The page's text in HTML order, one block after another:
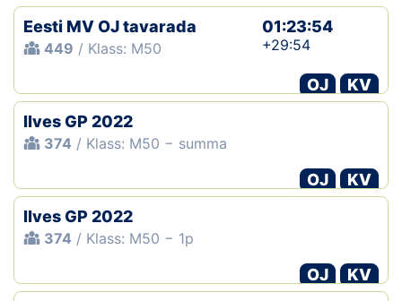
Eesti MV OJ tavarada
449 / Klass: M50
01:23:54
+29:54
OJ
KV
Ilves GP 2022
374 / Klass: M50 − summa
OJ
KV
Ilves GP 2022
374 / Klass: M50 − 1p
OJ
KV